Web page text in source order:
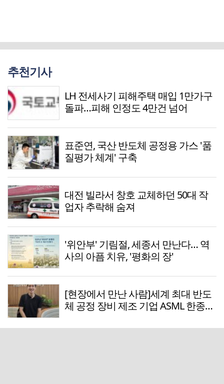
추천기사
LH 전세사기 피해주택 매입 1만가구
돌파…피해 인정도 4만건 넘어
표준연, 국산 반도체 공정용 가스 '품
질평가 체계' 구축
대전 빌라서 창호 교체하던 50대 작
업자 추락해 숨져
'위안부' 기림절, 세종서 만난다… 역
사의 아픔 치유, '평화의 장'
[현장에서 만난 사람]세계 최대 반도
체 공정 장비 제조 기업 ASML 한종호